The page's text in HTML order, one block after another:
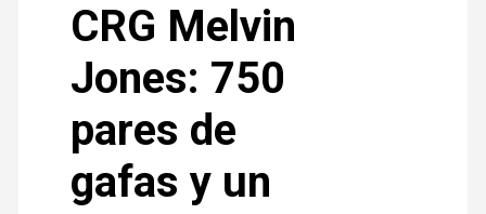
CRG Melvin
Jones: 750
pares de
gafas y un